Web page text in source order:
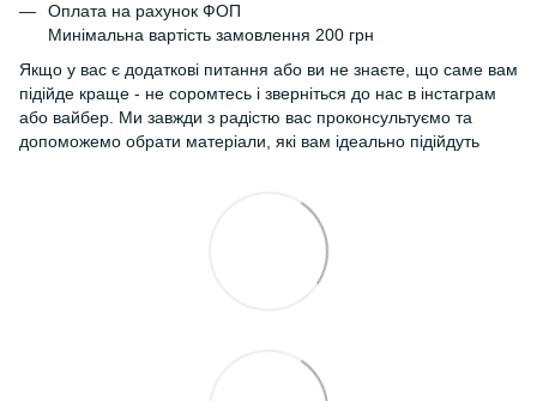
Оплата на рахунок ФОП
Минімальна вартість замовлення 200 грн
Якщо у вас є додаткові питання або ви не знаєте, що саме вам
підійде краще - не соромтесь і зверніться до нас в інстаграм
або вайбер. Ми завжди з радістю вас проконсультуємо та
допоможемо обрати матеріали, які вам ідеально підійдуть